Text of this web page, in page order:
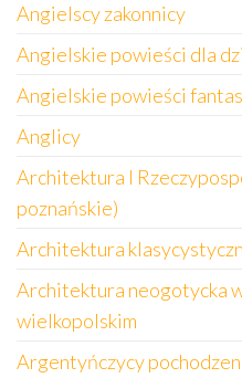
Angielscy zakonnicy
Angielskie powieści dla
Angielskie powieści
Anglicy
Architektura I
poznańskie)
Architektura
Architektura neogotycka
wielkopolskim
Argentyńczycy